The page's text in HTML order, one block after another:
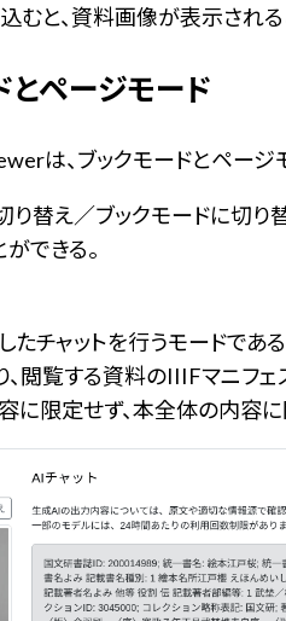
むと、資料画像が表示され
とページモード
は、ブックモードとページ
替え／ブックモードに切り
できる。
チャットを行うモードである
、閲覧する資料のIIIFマニフ
に限定せず、本全体の内容に